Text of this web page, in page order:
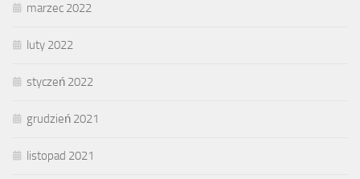
marzec 2022
luty 2022
styczeń 2022
grudzień 2021
listopad 2021